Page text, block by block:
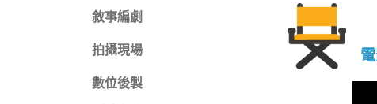
敘事編劇
拍攝現場
數位後製